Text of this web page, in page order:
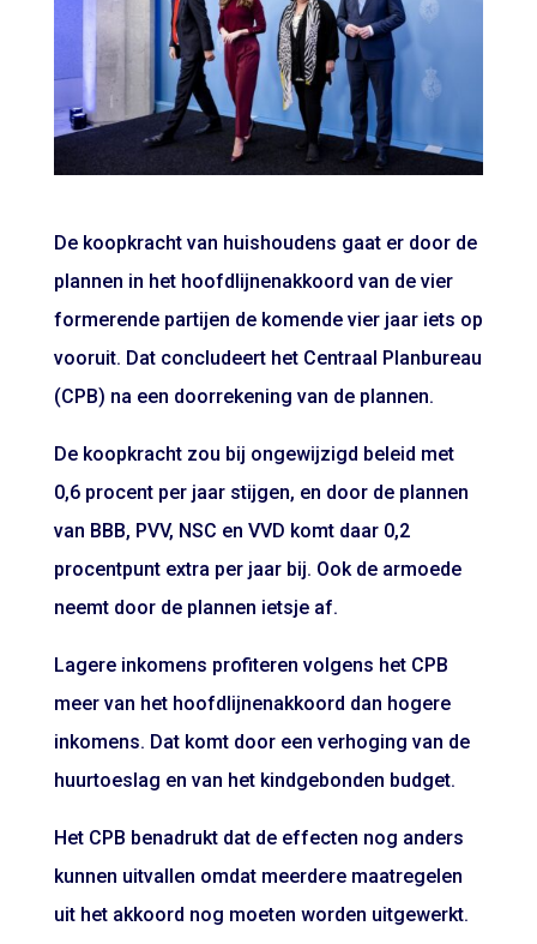
De koopkracht van huishoudens gaat er door de
plannen in het hoofdlijnenakkoord van de vier
formerende partijen de komende vier jaar iets op
vooruit. Dat concludeert het Centraal Planbureau
(CPB) na een doorrekening van de plannen.
De koopkracht zou bij ongewijzigd beleid met
0,6 procent per jaar stijgen, en door de plannen
van BBB, PVV, NSC en VVD komt daar 0,2
procentpunt extra per jaar bij. Ook de armoede
neemt door de plannen ietsje af.
Lagere inkomens profiteren volgens het CPB
meer van het hoofdlijnenakkoord dan hogere
inkomens. Dat komt door een verhoging van de
huurtoeslag en van het kindgebonden budget.
Het CPB benadrukt dat de effecten nog anders
kunnen uitvallen omdat meerdere maatregelen
uit het akkoord nog moeten worden uitgewerkt.